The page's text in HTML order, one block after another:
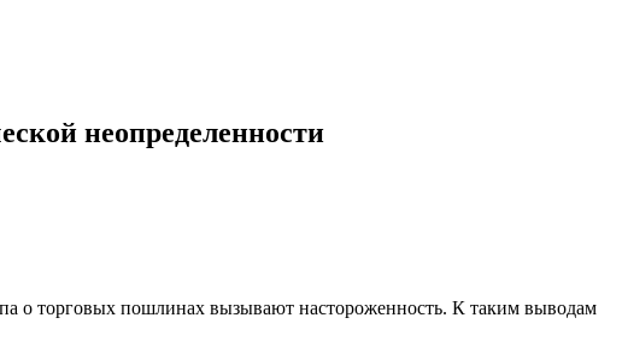
неопределенности
о торговых пошлинах вызывают настороженность. К таким выводам